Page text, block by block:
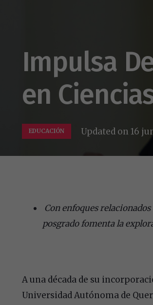
Impulsa
en
EDUCACIÓN Updated on16
Con enfoques
posgrado fomenta la
A una década de su
Universidad Autónoma de